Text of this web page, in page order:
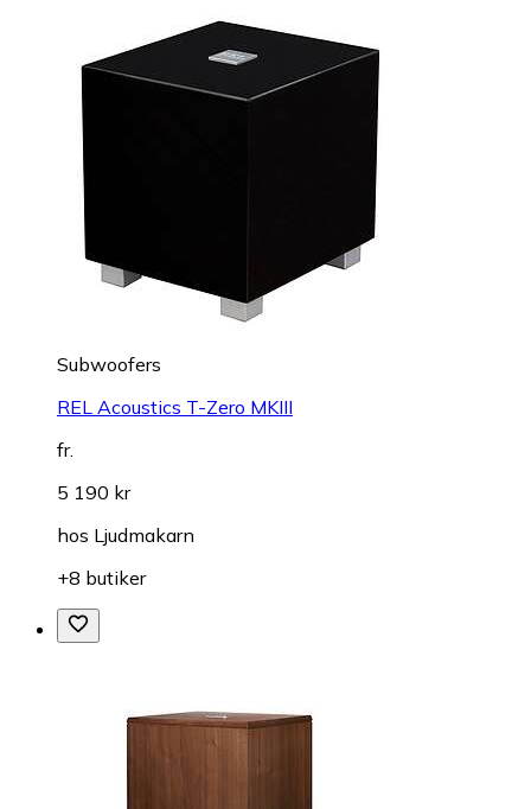
Subwoofers
REL Acoustics T-Zero MKIII
fr.
5 190 kr
hos Ljudmakarn
+8 butiker